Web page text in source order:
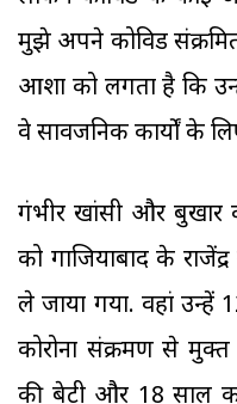
मुझे अपने कोविड
आशा को लगता है कि
वे सार्वजनिक कार्यों के
गंभीर खांसी और बुखार
को गाजियाबाद के
ले जाया गया. वहां उन्हें
कोरोना संक्रमण से
की बेटी और 18 साल